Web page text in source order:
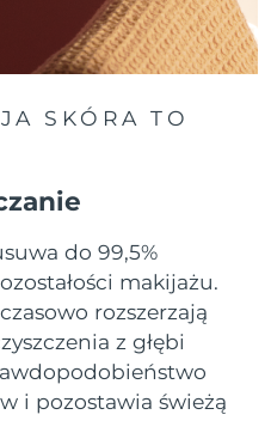
SKÓRA TO
do 99,5%
makijażu.
rozszerzają
z głębi
i pozostawia świeżą
Oczekiwany czas dostawy
15/8/26
Oczekiwany czas dostawy
Oczekiwany czas dostawy
Oczekiwany czas dostawy
16/8/26
Oczekiwany czas dostawy
13/8/26
Oczekiwany czas dostawy